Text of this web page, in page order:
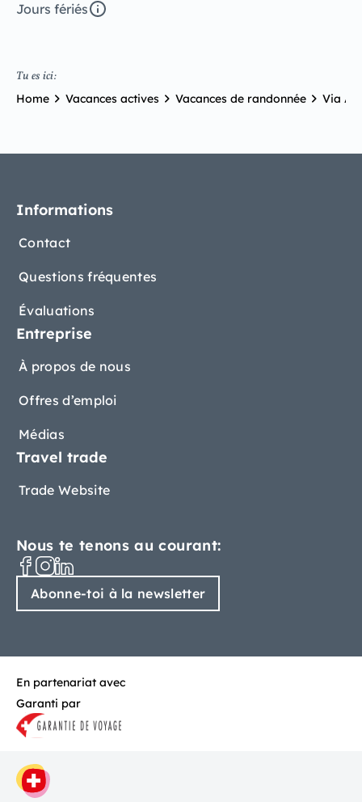
Jours fériés
Tu es ici:
Home Vacances actives Vacances de randonnée Via
Informations
Contact
Questions fréquentes
Évaluations
Entreprise
À propos de nous
Offres d’emploi
Médias
Travel trade
Trade Website
Nous te tenons au courant:
Abonne-toi à la newsletter
En partenariat avec
Garanti par